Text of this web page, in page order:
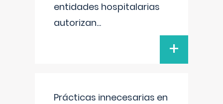
entidades hospitalarias
autorizan...
+
Prácticas innecesarias en